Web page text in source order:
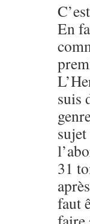
En
suis
31
faut